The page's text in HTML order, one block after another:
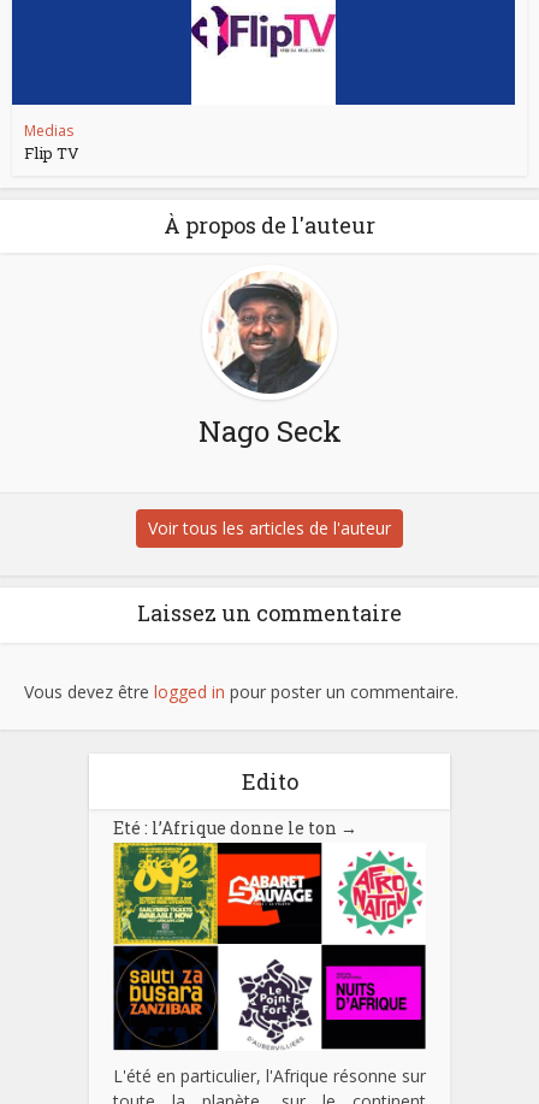
Medias
Flip TV
À propos de l'auteur
Nago Seck
Voir tous les articles de l'auteur
Laissez un commentaire
Vous devez être logged in pour poster un commentaire.
Edito
Eté : l’Afrique donne le ton →
L'été en particulier, l'Afrique résonne sur